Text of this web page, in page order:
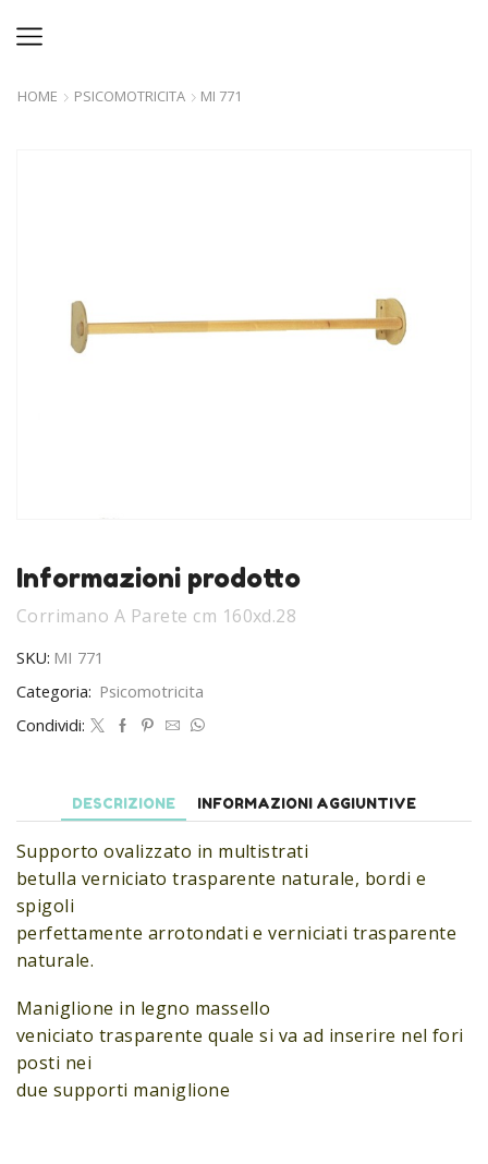
HOME PSICOMOTRICITA MI 771
Informazioni prodotto
Corrimano A Parete cm 160xd.28
SKU: MI 771
Categoria: Psicomotricita
Condividi:
DESCRIZIONE INFORMAZIONI AGGIUNTIVE
Supporto ovalizzato in multistrati
betulla verniciato trasparente naturale, bordi e
spigoli
perfettamente arrotondati e verniciati trasparente
naturale.
Maniglione in legno massello
veniciato trasparente quale si va ad inserire nel fori
posti nei
due supporti maniglione